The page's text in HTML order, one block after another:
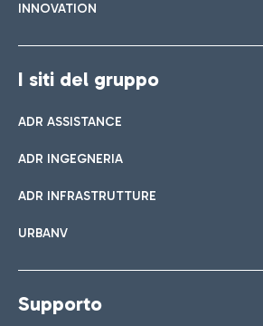
INNOVATION
I siti del gruppo
ADR ASSISTANCE
ADR INGEGNERIA
ADR INFRASTRUTTURE
URBANV
Supporto